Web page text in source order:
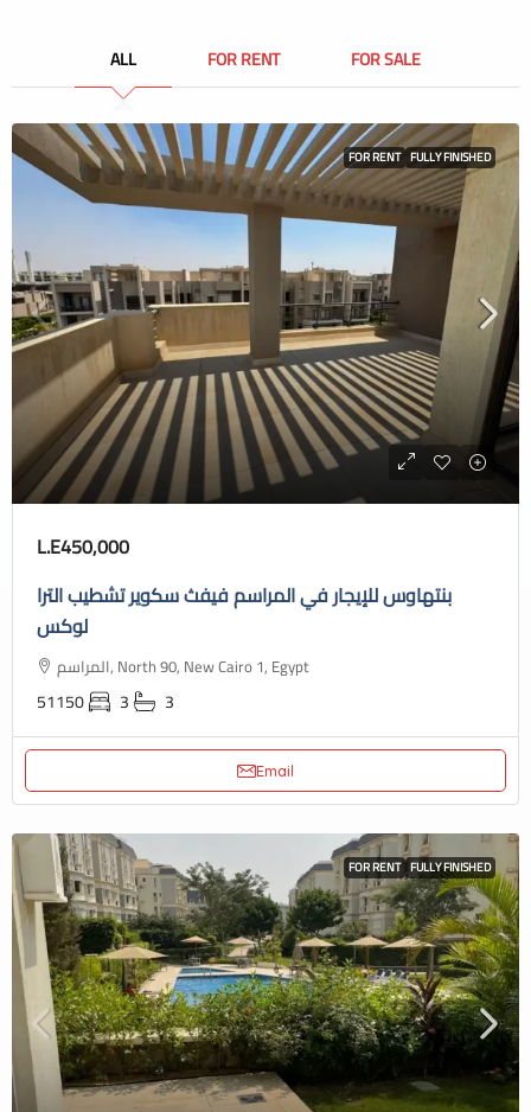
ALL FOR RENT FOR SALE
FOR RENT FULLY FINISHED
L.E450,000
بنتهاوس للإيجار في المراسم فيفث سكوير تشطيب الترا
لوكس
المراسم, North 90, New Cairo 1, Egypt
51150 3 3
Email
FOR RENT FULLY FINISHED